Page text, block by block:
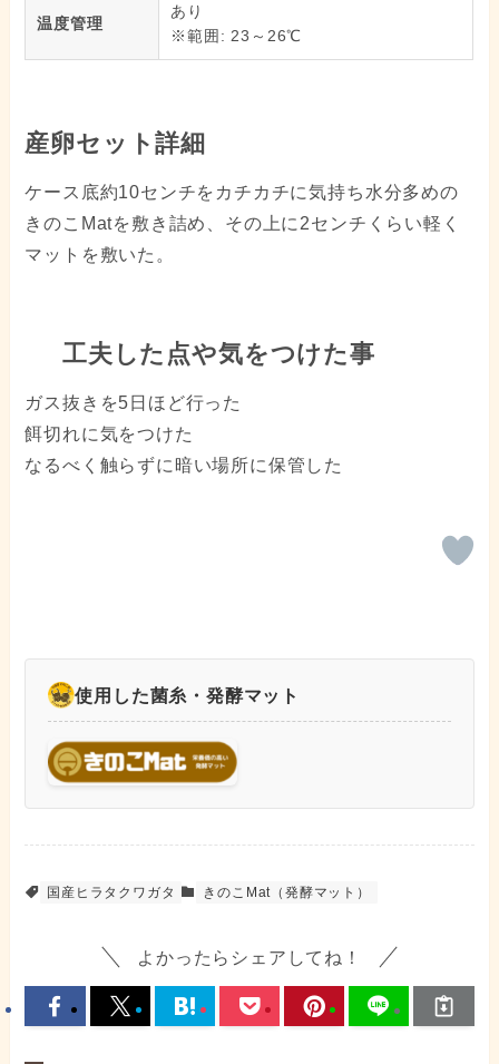
温度管理
あり
※範囲: 23～26℃
産卵セット詳細
ケース底約10センチをカチカチに気持ち水分多めの
きのこMatを敷き詰め、その上に2センチくらい軽く
マットを敷いた。
工夫した点や気をつけた事
ガス抜きを5日ほど行った
餌切れに気をつけた
なるべく触らずに暗い場所に保管した
使用した菌糸・発酵マット
国産ヒラタクワガタ きのこMat（発酵マット）
よかったらシェアしてね！